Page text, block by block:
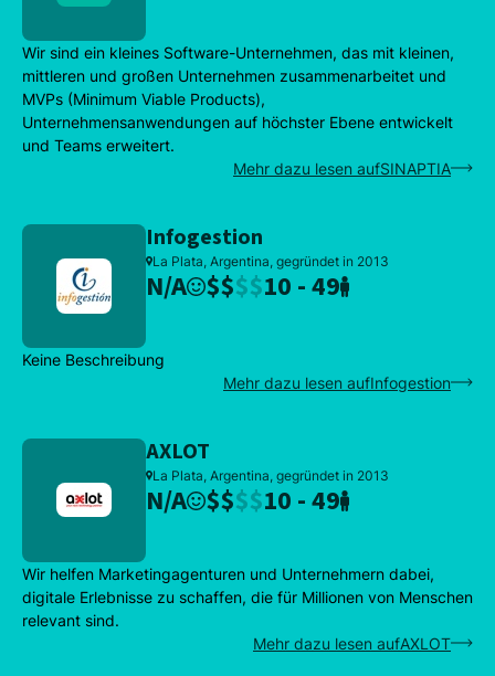
Wir sind ein kleines Software-Unternehmen, das mit kleinen,
mittleren und großen Unternehmen zusammenarbeitet und
MVPs (Minimum Viable Products),
Unternehmensanwendungen auf höchster Ebene entwickelt
und Teams erweitert.
Mehr dazu lesen aufSINAPTIA
Infogestion
La Plata, Argentina, gegründet in 2013
N/A $$$$10 - 49
Keine Beschreibung
Mehr dazu lesen aufInfogestion
AXLOT
La Plata, Argentina, gegründet in 2013
N/A $$$$10 - 49
Wir helfen Marketingagenturen und Unternehmern dabei,
digitale Erlebnisse zu schaffen, die für Millionen von Menschen
relevant sind.
Mehr dazu lesen aufAXLOT